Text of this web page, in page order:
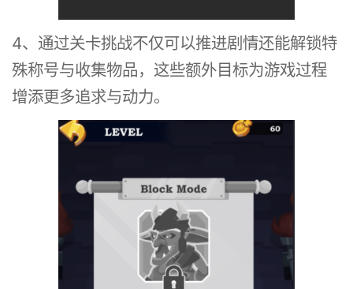
4、通过关卡挑战不仅可以推进剧情还能解锁特
殊称号与收集物品，这些额外目标为游戏过程
增添更多追求与动力。